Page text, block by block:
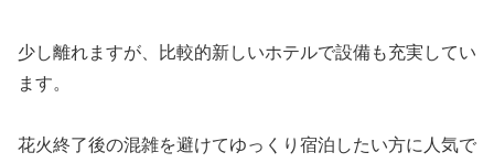
少し離れますが、比較的新しいホテルで設備も充実してい
ます。
花火終了後の混雑を避けてゆっくり宿泊したい方に人気で